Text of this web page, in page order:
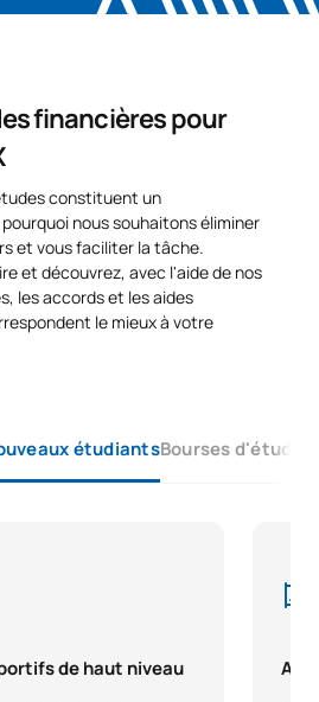
financières pour
constituent un
nous souhaitons éliminer
et vous faciliter la tâche.
et découvrez, avec l'aide de nos
les accords et les aides
le mieux à votre
étudiantsBourses d'études
de haut niveau